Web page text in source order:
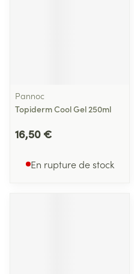
Pannoc
Topiderm Cool Gel 250ml
16,50 €
En rupture de stock